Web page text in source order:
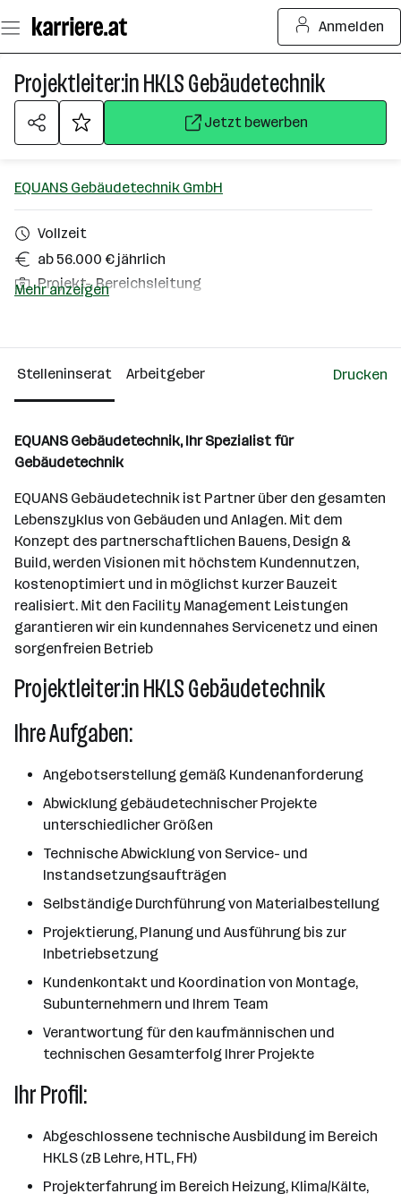
Seiteninhalt
springen
Anmelden
Projektleiter:in HKLS Gebäudetechnik
Jetzt bewerben
EQUANS Gebäudetechnik GmbH
Vollzeit
ab 56.000 € jährlich
Projekt-, Bereichsleitung
Über das Unternehmen
501+ Mitarbeiter*innen
Mehr anzeigen
Stelleninserat Arbeitgeber Drucken
EQUANS Gebäudetechnik, Ihr Spezialist für
Gebäudetechnik
EQUANS Gebäudetechnik ist Partner über den gesamten
Lebenszyklus von Gebäuden und Anlagen. Mit dem
Konzept des partnerschaftlichen Bauens, Design &
Build, werden Visionen mit höchstem Kundennutzen,
kostenoptimiert und in möglichst kurzer Bauzeit
realisiert. Mit den Facility Management Leistungen
garantieren wir ein kundennahes Servicenetz und einen
sorgenfreien Betrieb
Projektleiter:in HKLS Gebäudetechnik
Ihre Aufgaben:
Angebotserstellung gemäß Kundenanforderung
Abwicklung gebäudetechnischer Projekte
unterschiedlicher Größen
Technische Abwicklung von Service- und
Instandsetzungsaufträgen
Selbständige Durchführung von Materialbestellung
Projektierung, Planung und Ausführung bis zur
Inbetriebsetzung
Kundenkontakt und Koordination von Montage,
Subunternehmern und Ihrem Team
Verantwortung für den kaufmännischen und
technischen Gesamterfolg Ihrer Projekte
Ihr Profil:
Abgeschlossene technische Ausbildung im Bereich
HKLS (zB Lehre, HTL, FH)
Projekterfahrung im Bereich Heizung, Klima/Kälte,